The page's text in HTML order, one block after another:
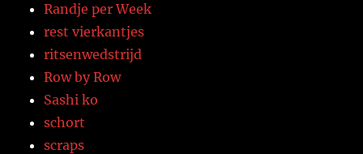
Randje per Week
rest vierkantjes
ritsenwedstrijd
Row by Row
Sashi ko
schort
scraps